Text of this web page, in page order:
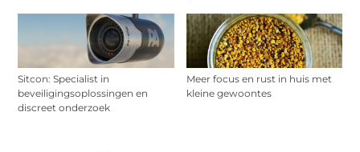
Sitcon: Specialist in
beveiligingsoplossingen en
discreet onderzoek
Meer focus en rust in huis met
kleine gewoontes